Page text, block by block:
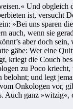
Und obgleich
ist, versucht
»Bei uns sparen
auch, wenn sie
aber doch sein,
gäbe: Wer eine
kriegt die Couch
zu Poco
belohnt; und legt
Onkologen vor,
Auch ganz »witzig«,